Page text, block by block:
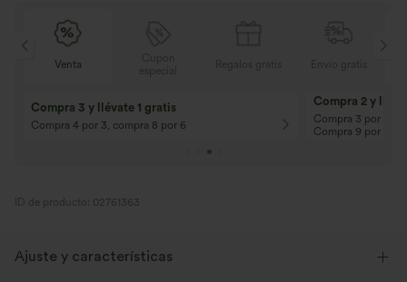
Venta
Compra 3 y llévate 1 gratis
Compra 4 por 3, compra 8 por 6
Compra 2 y
Compra 3 por 2,
Compra 9 por 6
ID de producto: 02761363
Ajuste y características